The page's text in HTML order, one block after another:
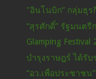
"อินโนบิก” กลุ่มธุร
“สุรศักดิ์” รัฐมนต
Glamping
บำรุงราษฎร์ ได้รับ
“อว.เพื่อประชาช